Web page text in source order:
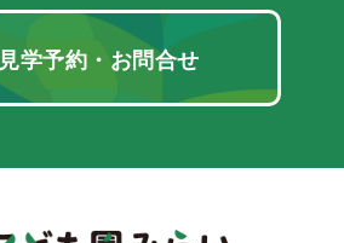
見学予約・お問合せ